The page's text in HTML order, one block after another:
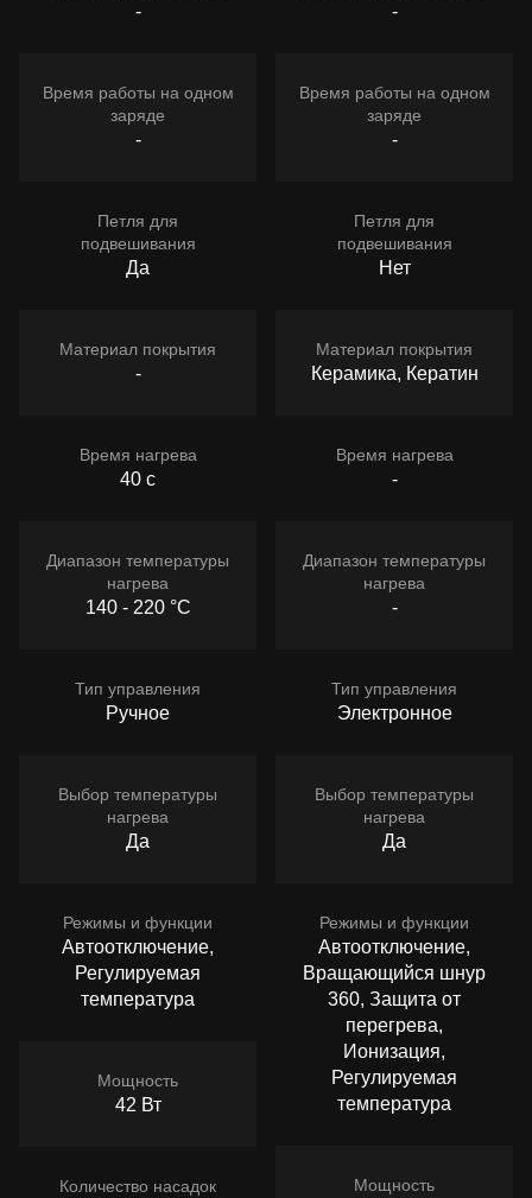
-
Время работы на одном
заряде
-
Петля для
подвешивания
Да
Материал покрытия
-
Время нагрева
40 с
Диапазон температуры
нагрева
140 - 220 °C
Тип управления
Ручное
Выбор температуры
нагрева
Да
Режимы и функции
Автоотключение,
Регулируемая
температура
Мощность
42 Вт
Количество насадок
-
Время работы на одном
заряде
-
Петля для
подвешивания
Нет
Материал покрытия
Керамика, Кератин
Время нагрева
-
Диапазон температуры
нагрева
-
Тип управления
Электронное
Выбор температуры
нагрева
Да
Режимы и функции
Автоотключение,
Вращающийся шнур
360, Защита от
перегрева,
Ионизация,
Регулируемая
температура
Мощность